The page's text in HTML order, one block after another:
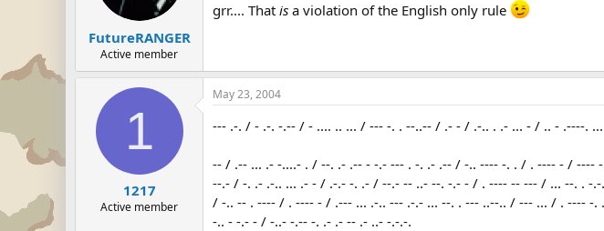
FutureRANGER
Active member
grr.... That is a violation of the English only rule
1
1217
Active member
May 23, 2004
--- .-. / - .-. -.-- / - .... .. ... / --- -. . --..-- / .- - / .-.. . .- ... - / .. - .----.
-- / .-- ... .- -....- . / --. .- .-- - -.- --- . -. .- .-- / -.. ---- -. . / . ---- - /
--.- / -. .- .-.. ... .- - / .-.- -. .- / --.- -- ..- --. -.- - / . ---- -- --- / ... --. .
/ -.. -- . ---- / . ---- - / .--- ... .-.. --- .-.- ... --. . --- ..--.. / --- ... / . ----
-.. - -.- - / -..- -.-- -. .- .- -- .- ..- -.-.-.